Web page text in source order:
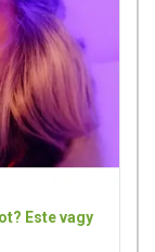
Este vagy